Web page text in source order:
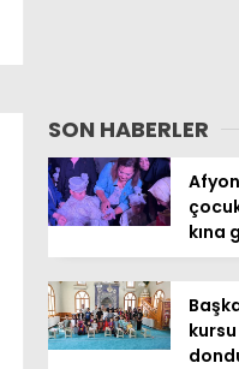
SON HABERLER
kına